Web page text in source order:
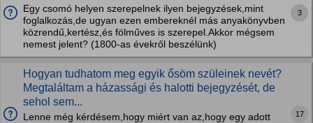
Egy csomó helyen szerepelnek ilyen bejegyzések,mint
foglalkozás,de ugyan ezen embereknél más anyakönyvben
közrendű,kertész,és fölműves is szerepel.Akkor mégsem
nemest jelent? (1800-as évekről beszélünk)
3
Hogyan tudhatom meg egyik ősöm szüleinek nevét?
Megtaláltam a házassági és halotti bejegyzését, de
sehol sem...
Lenne még kérdésem,hogy miért van az,hogy egy adott
17